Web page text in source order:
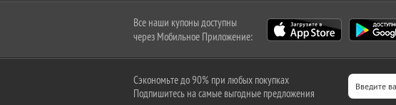
Все наши купоны доступны
через Мобильное Приложение:
Сэкономьте до 90% при любых покупках
Подпишитесь на самые выгодные предложения